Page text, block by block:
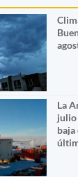
La
julio
baja